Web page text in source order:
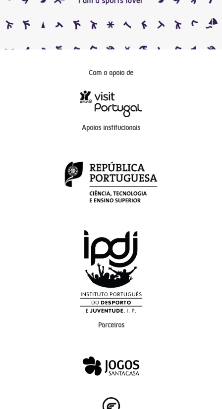
Com o apoio de
Apoios institucionais
Parceiros